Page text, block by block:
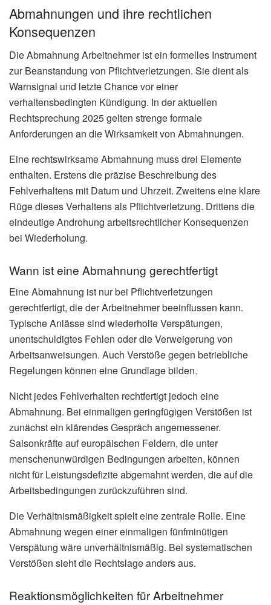
Abmahnungen und ihre rechtlichen
Konsequenzen
Die Abmahnung Arbeitnehmer ist ein formelles Instrument
zur Beanstandung von Pflichtverletzungen. Sie dient als
Warnsignal und letzte Chance vor einer
verhaltensbedingten Kündigung. In der aktuellen
Rechtsprechung 2025 gelten strenge formale
Anforderungen an die Wirksamkeit von Abmahnungen.
Eine rechtswirksame Abmahnung muss drei Elemente
enthalten. Erstens die präzise Beschreibung des
Fehlverhaltens mit Datum und Uhrzeit. Zweitens eine klare
Rüge dieses Verhaltens als Pflichtverletzung. Drittens die
eindeutige Androhung arbeitsrechtlicher Konsequenzen
bei Wiederholung.
Wann ist eine Abmahnung gerechtfertigt
Eine Abmahnung ist nur bei Pflichtverletzungen
gerechtfertigt, die der Arbeitnehmer beeinflussen kann.
Typische Anlässe sind wiederholte Verspätungen,
unentschuldigtes Fehlen oder die Verweigerung von
Arbeitsanweisungen. Auch Verstöße gegen betriebliche
Regelungen können eine Grundlage bilden.
Nicht jedes Fehlverhalten rechtfertigt jedoch eine
Abmahnung. Bei einmaligen geringfügigen Verstößen ist
zunächst ein klärendes Gespräch angemessener.
Saisonkräfte auf europäischen Feldern, die unter
menschenunwürdigen Bedingungen arbeiten, können
nicht für Leistungsdefizite abgemahnt werden, die auf die
Arbeitsbedingungen zurückzuführen sind.
Die Verhältnismäßigkeit spielt eine zentrale Rolle. Eine
Abmahnung wegen einer einmaligen fünfminütigen
Verspätung wäre unverhältnismäßig. Bei systematischen
Verstößen sieht die Rechtslage anders aus.
Reaktionsmöglichkeiten für Arbeitnehmer